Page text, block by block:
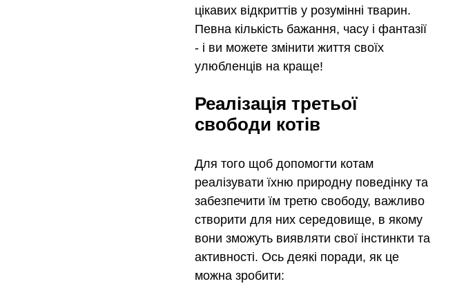
цікавих відкриттів у розумінні тварин.
Певна кількість бажання, часу і фантазії
- і ви можете змінити життя своїх
улюбленців на краще!
Реалізація третьої
свободи котів
Для того щоб допомогти котам
реалізувати їхню природну поведінку та
забезпечити їм третю свободу, важливо
створити для них середовище, в якому
вони зможуть виявляти свої інстинкти та
активності. Ось деякі поради, як це
можна зробити: